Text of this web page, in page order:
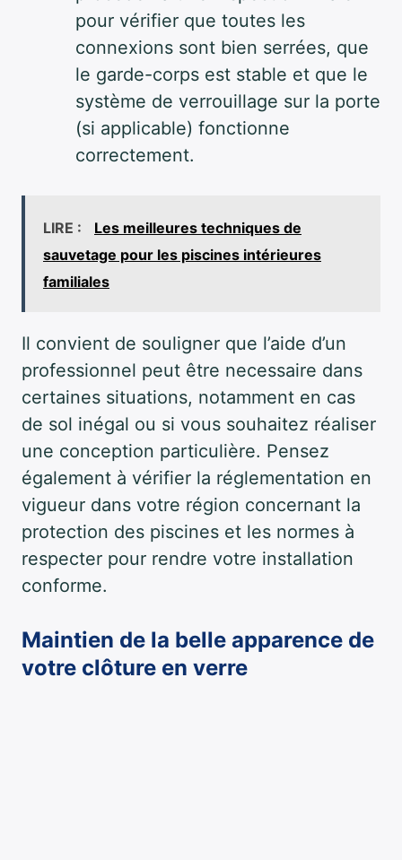
pour vérifier que toutes les
connexions sont bien serrées, que
le garde-corps est stable et que le
système de verrouillage sur la porte
(si applicable) fonctionne
correctement.
LIRE :
Les meilleures techniques de
sauvetage pour les piscines intérieures
familiales
Il convient de souligner que l’aide d’un
professionnel peut être necessaire dans
certaines situations, notamment en cas
de sol inégal ou si vous souhaitez réaliser
une conception particulière. Pensez
également à vérifier la réglementation en
vigueur dans votre région concernant la
protection des piscines et les normes à
respecter pour rendre votre installation
conforme.
Maintien de la belle apparence de
votre clôture en verre